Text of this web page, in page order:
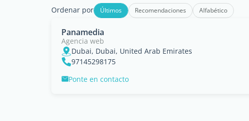
Ordenar por Últimos Recomendaciones Alfabético
Panamedia
Agencia web
Dubai, Dubai, United Arab Emirates
97145298175
Ponte en contacto